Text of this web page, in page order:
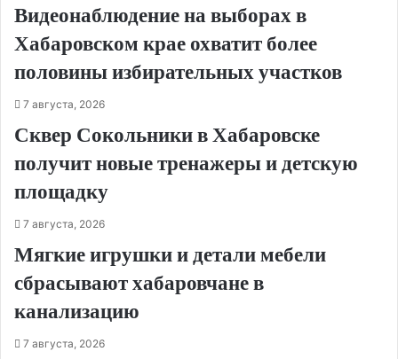
Видеонаблюдение на выборах в
Хабаровском крае охватит более
половины избирательных участков
7 августа, 2026
Сквер Сокольники в Хабаровске
получит новые тренажеры и детскую
площадку
7 августа, 2026
Мягкие игрушки и детали мебели
сбрасывают хабаровчане в
канализацию
7 августа, 2026